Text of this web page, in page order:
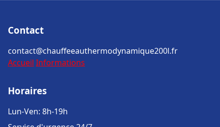
Contact
contact@chauffeeauthermodynamique200l.fr
Accueil Informations
Horaires
Lun-Ven: 8h-19h